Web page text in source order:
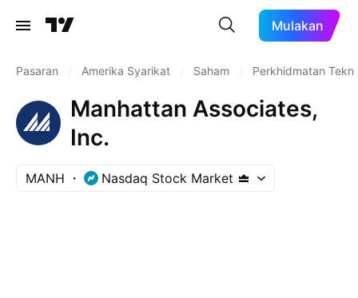
Mulakan
Pasaran Amerika Syarikat Saham Perkhidmatan
Manhattan Associates,
Inc.
MANH Nasdaq Stock Market